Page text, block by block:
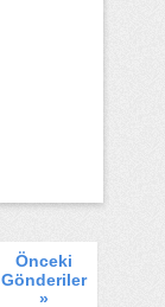
Önceki
Gönderiler
»